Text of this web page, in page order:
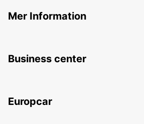
Mer Information
Business center
Europcar